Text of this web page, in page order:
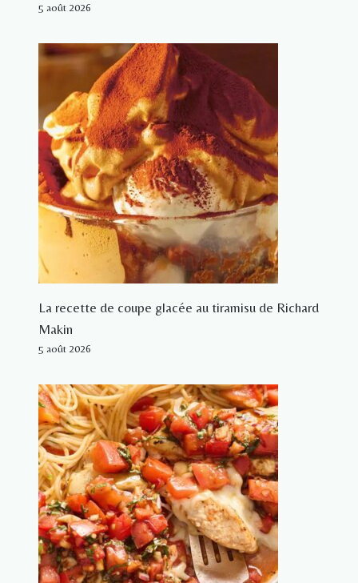
5 août 2026
La recette de coupe glacée au tiramisu de Richard
Makin
5 août 2026